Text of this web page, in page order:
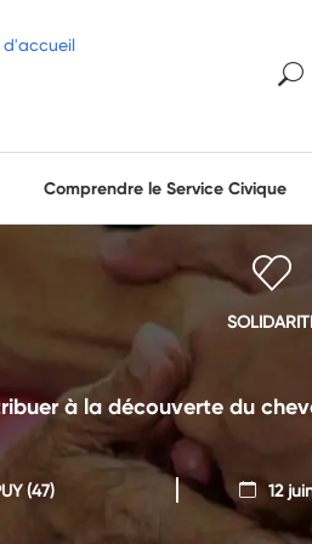
Comprendre le Service Civique
à la découverte du
(47) 12